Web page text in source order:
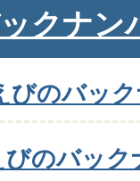
クナン
びのバッ
のバック